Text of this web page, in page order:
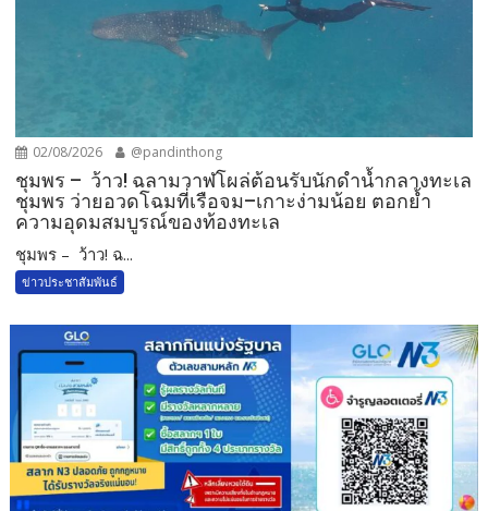
02/08/2026 @pandinthong
ชุมพร – ว้าว! ฉลามวาฬโผล่ต้อนรับนักดำน้ำกลางทะเล
ชุมพร ว่ายอวดโฉมที่เรือจม–เกาะง่ามน้อย ตอกย้ำ
ความอุดมสมบูรณ์ของท้องทะเล
ชุมพร – ว้าว! ฉ...
ข่าวประชาสัมพันธ์